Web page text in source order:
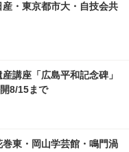
・東京都市大・自技会共
講座「広島平和記念碑」
8/15まで
巻東・岡山学芸館・鳴門渦